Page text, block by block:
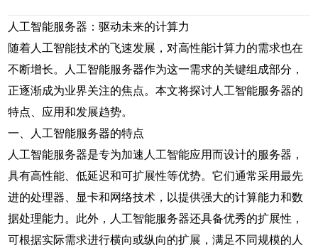
人工智能服务器：驱动未来的计算力
随着人工智能技术的飞速发展，对高性能计算力的需求也在
不断增长。人工智能服务器作为这一需求的关键组成部分，
正逐渐成为业界关注的焦点。本文将探讨人工智能服务器的
特点、应用和发展趋势。
一、人工智能服务器的特点
人工智能服务器是专为加速人工智能应用而设计的服务器，
具有高性能、低延迟和可扩展性等优势。它们通常采用最先
进的处理器、显卡和网络技术，以提供强大的计算能力和数
据处理能力。此外，人工智能服务器还具备优秀的扩展性，
可根据实际需求进行横向或纵向的扩展，满足不同规模的人